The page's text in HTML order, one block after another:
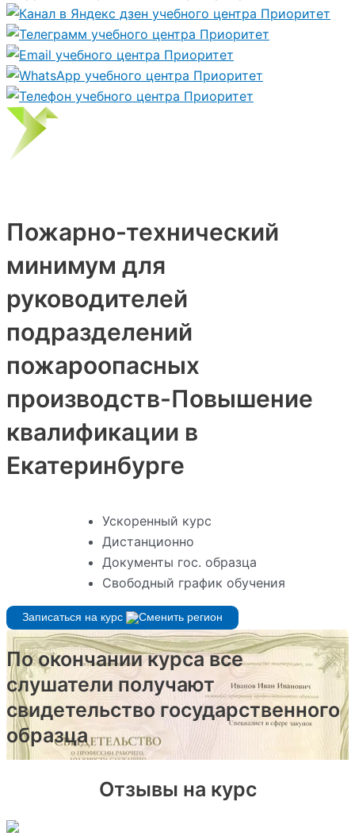
Пожарно-технический
минимум для
руководителей
подразделений
пожароопасных
производств-Повышение
квалификации в
Екатеринбурге
Ускоренный курс
Дистанционно
Документы гос. образца
Свободный график обучения
Записаться на курс
По окончании курса все
слушатели получают
свидетельство государственного
образца
Отзывы на курс